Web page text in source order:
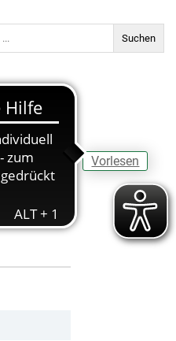
Vorlesen